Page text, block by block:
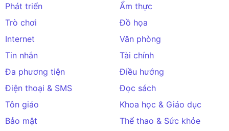
Phát triển
Ẩm thực
Trò chơi
Đồ họa
Internet
Văn phòng
Tin nhắn
Tài chính
Đa phương tiện
Điều hướng
Điện thoại & SMS
Đọc sách
Tôn giáo
Khoa học & Giáo dục
Bảo mật
Thể thao & Sức khỏe